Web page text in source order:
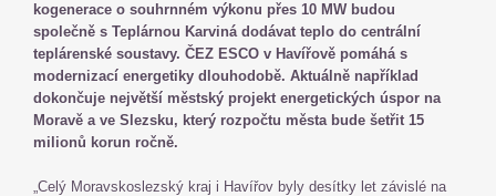
kogenerace o souhrnném výkonu přes 10 MW budou
společně s Teplárnou Karviná dodávat teplo do centrální
teplárenské soustavy. ČEZ ESCO v Havířově pomáhá s
modernizací energetiky dlouhodobě. Aktuálně například
dokončuje největší městský projekt energetických úspor na
Moravě a ve Slezsku, který rozpočtu města bude šetřit 15
milionů korun ročně.
„Celý Moravskoslezský kraj i Havířov byly desítky let závislé na